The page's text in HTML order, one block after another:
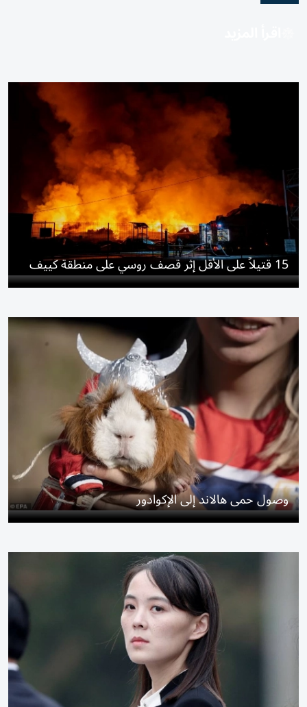
15 قتيلاً على الأقل إثر قصف روسي على منطقة كييف
وصول حمى هالاند إلى الإكوادور